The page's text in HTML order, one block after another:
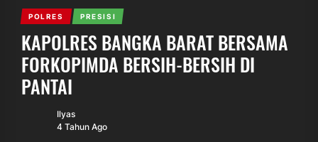
POLRES PRESISI
KAPOLRES BANGKA BARAT BERSAMA
FORKOPIMDA BERSIH-BERSIH DI
PANTAI
Ilyas
4 Tahun Ago